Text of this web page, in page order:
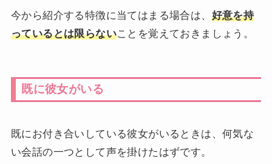
今から紹介する特徴に当てはまる場合は、 好意を持
っているとは限らないことを覚えておきましょう。
既に彼女がいる
既にお付き合いしている彼女がいるときは、何気な
い会話の一つとして声を掛けたはずです。